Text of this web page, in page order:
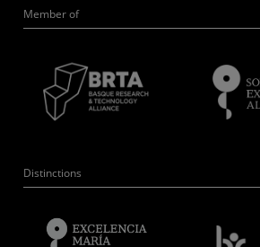
Member of
Distinctions